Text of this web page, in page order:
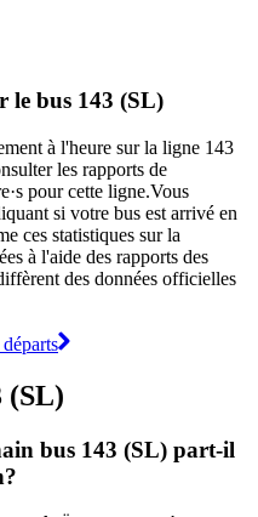
le bus 143 (SL)
à l'heure sur la ligne 143
les rapports de
pour cette ligne.Vous
si votre bus est arrivé en
ces statistiques sur la
à l'aide des rapports des
des données officielles
(SL)
bus 143 (SL) part-il